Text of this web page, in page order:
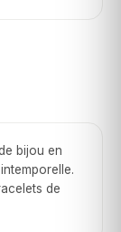
bijou en
de
pour